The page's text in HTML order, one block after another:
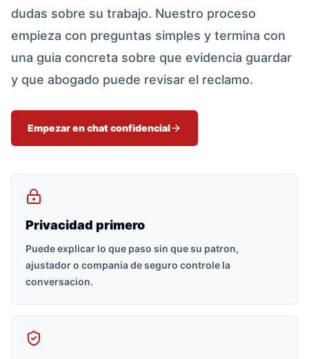
dudas sobre su trabajo. Nuestro proceso
empieza con preguntas simples y termina con
una guia concreta sobre que evidencia guardar
y que abogado puede revisar el reclamo.
Empezar en chat confidencial
Privacidad primero
Puede explicar lo que paso sin que su patron,
ajustador o compania de seguro controle la
conversacion.